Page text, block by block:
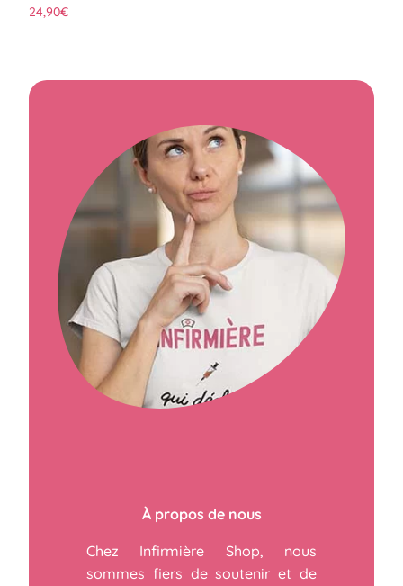
24,90€
À propos de nous
Chez Infirmière Shop, nous
sommes fiers de soutenir et de